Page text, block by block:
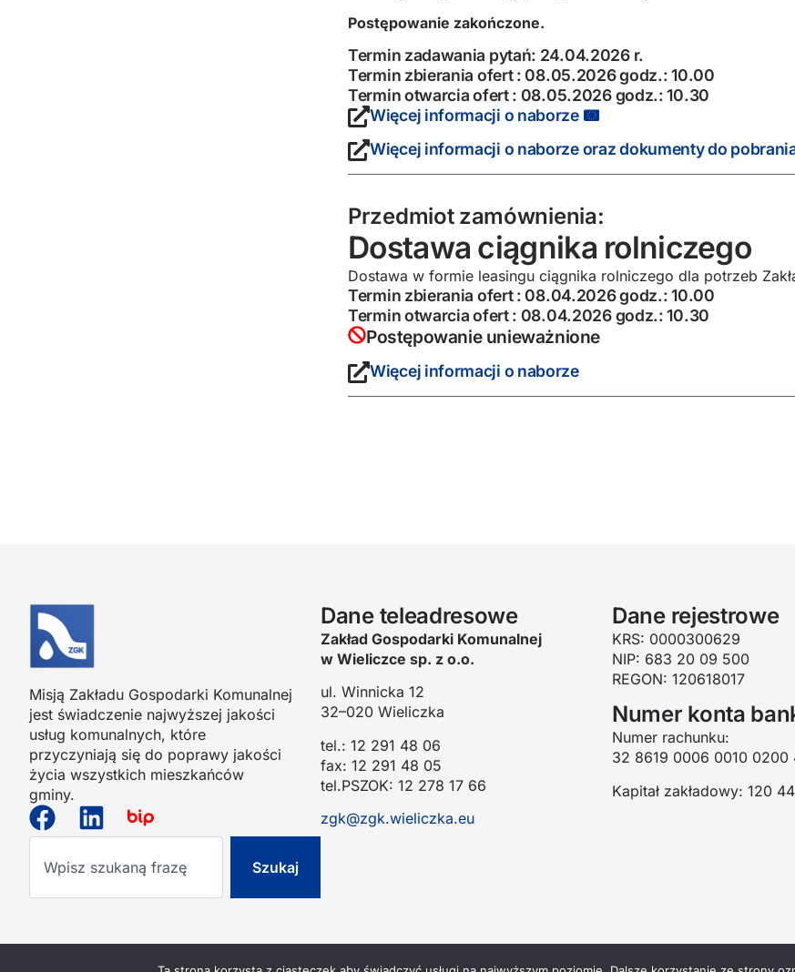
Postępowanie zakończone.
Termin zadawania pytań: 24.04.2026 r.
Termin zbierania ofert : 08.05.2026 godz.: 10.00
Termin otwarcia ofert : 08.05.2026 godz.: 10.30
Więcej informacji o naborze
Więcej informacji o naborze oraz dokumenty do
Przedmiot zamównienia:
Dostawa ciągnika rolniczego
Dostawa w formie leasingu ciągnika rolniczego dla potrzeb
Termin zbierania ofert : 08.04.2026 godz.: 10.00
Termin otwarcia ofert : 08.04.2026 godz.: 10.30
Postępowanie unieważnione
Więcej informacji o naborze
Misją Zakładu Gospodarki Komunalnej
jest świadczenie najwyższej jakości
usług komunalnych, które
przyczyniają się do poprawy jakości
życia wszystkich mieszkańców
gminy.
Szukaj
Dane teleadresowe
Zakład Gospodarki Komunalnej
w Wieliczce sp. z o.o.
ul. Winnicka 12
32–020 Wieliczka
tel.: 12 291 48 06
fax: 12 291 48 05
tel.PSZOK: 12 278 17 66
zgk@zgk.wieliczka.eu
Dane rejestrowe
KRS: 0000300629
NIP: 683 20 09 500
REGON: 120618017
Numer konta
Numer rachunku:
32 8619 0006 0010
Kapitał zakładowy: 120